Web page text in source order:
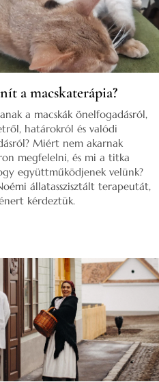
a macskaterápia?
a macskák önelfogadásról,
határokról és valódi
Miért nem akarnak
megfelelni, és mi a titka
együttműködjenek velünk?
állatasszisztált terapeutát,
kérdeztük.